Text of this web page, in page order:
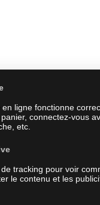
ligne fonctionne
connectez-vous
etc.
tracking pour voir
le contenu et les